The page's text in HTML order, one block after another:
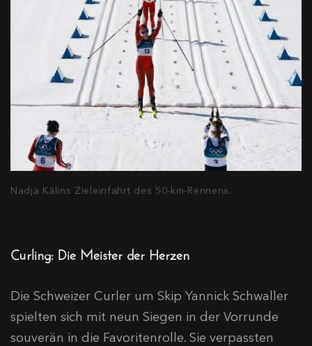
Nadja Kälins Zieleinfahrt des 50-km-Rennens.
Curling: Die Meister der Herzen
Die Schweizer Curler um Skip Yannick Schwaller
spielten sich mit neun Siegen in der Vorrunde
souverän in die Favoritenrolle. Sie verpassten